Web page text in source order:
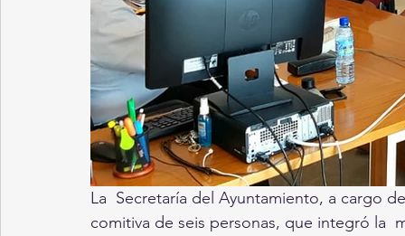
La  Secretaría del Ayuntamiento, a cargo
comitiva de seis personas, que integró la